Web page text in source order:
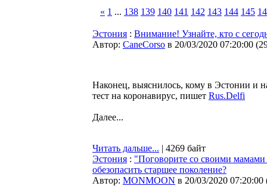
« 1 ... 138 139 140 141 142 143 144 145
Эстония : Внимание! Узнайте, кто с
Автор: CaneCorso в 20/03/2020 07:20:00 (
Наконец, выяснилось, кому в Эстонии и
тест на коронавирус, пишет Rus.Delfi
Далее...
Читать дальше... | 4269 байт
Эстония : "Поговорите со своими
обезопасить старшее поколение?
Автор: MONMOON в 20/03/2020 07:20:00